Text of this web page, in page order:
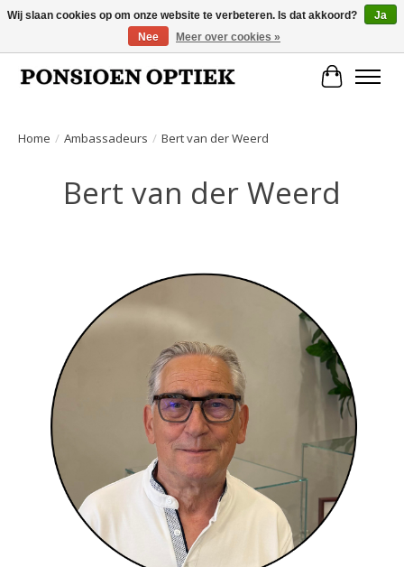
Openingstijden: dinsdag, donderdag, vrijdag, zaterdag van 10.00 t/m 17.00 uur
Home / Ambassadeurs / Bert van der Weerd
Bert van der Weerd
Wij slaan cookies op om onze website te verbeteren. Is dat akkoord?
Ja
Nee
Meer over cookies »